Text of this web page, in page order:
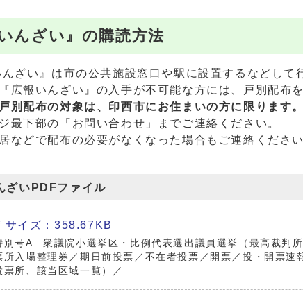
いんざい』の購読方法
ざい』は市の公共施設窓口や駅に設置するなどして
広報いんざい』の入手が不可能な方には、戸別配布
別配布の対象は、印西市にお住まいの方に限ります。
最下部の「お問い合わせ」までご連絡ください。
などで配布の必要がなくなった場合もご連絡ください
ざいPDFファイル
サイズ：358.67KB
別号A 衆議院小選挙区・比例代表選出議員選挙（最高裁判
所入場整理券／期日前投票／不在者投票／開票／投・開票速
票所、該当区域一覧）／